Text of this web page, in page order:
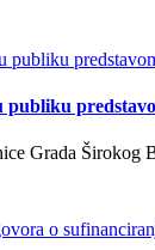
Grada Širokog